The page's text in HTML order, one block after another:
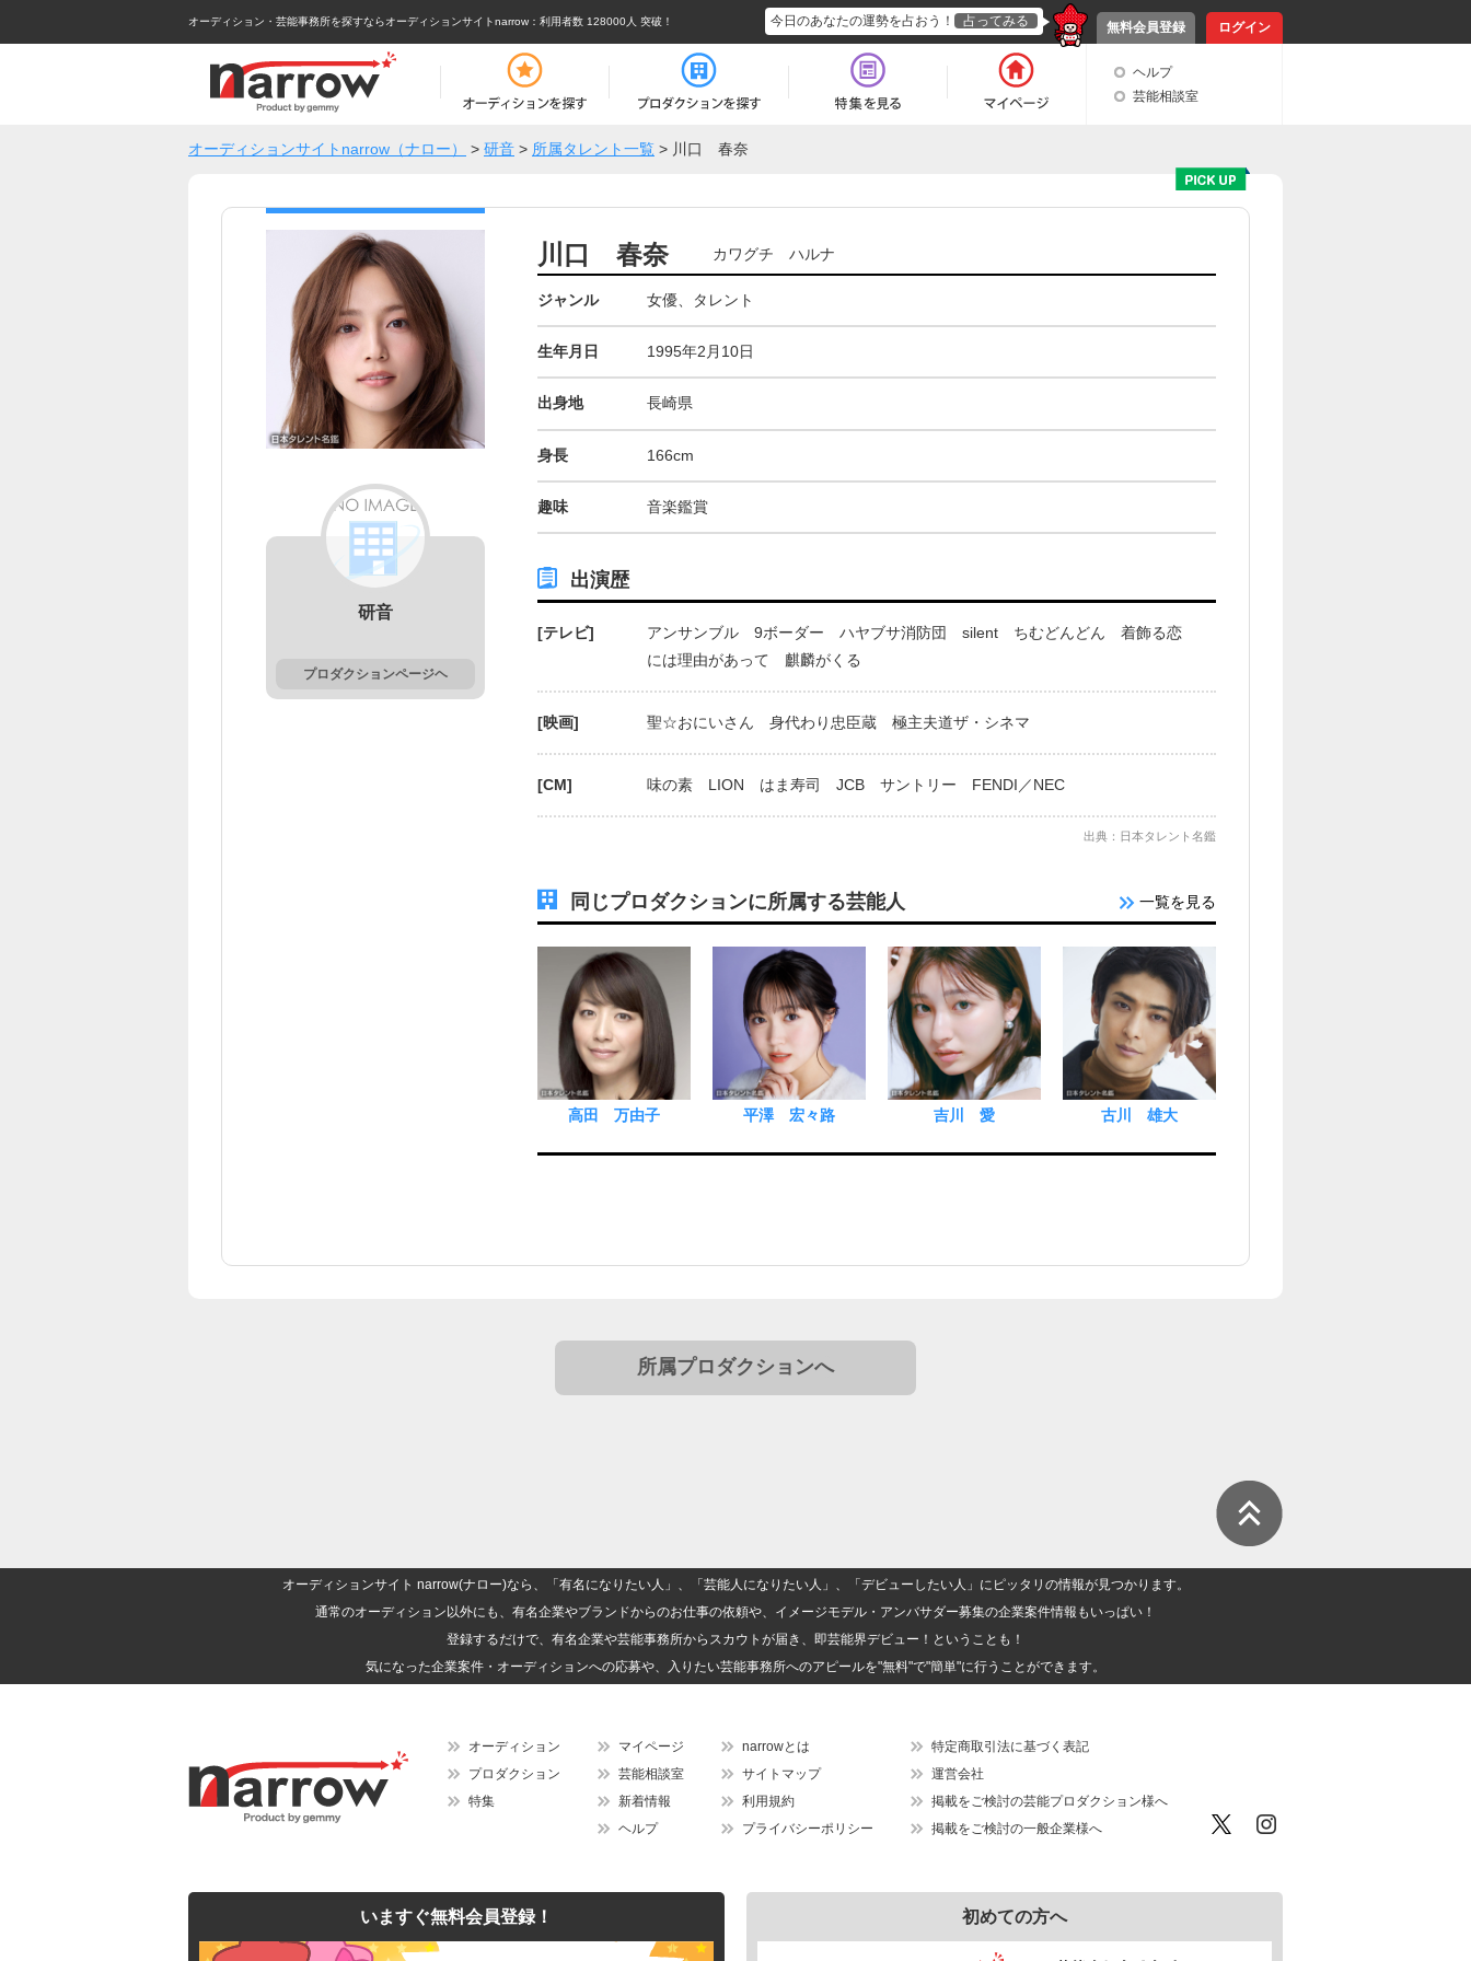
オーディション・芸能事務所を探すならオーディションサイトnarrow ：利用者数 128000人 突破！ 無料会員登録 ログイン
今日のあなたの運勢を占おう！ 占ってみる
ヘルプ
芸能相談室
オーディションサイトnarrow（ナロー） > 研音 > 所属タレント一覧 > 川口 春奈
研音
プロダクションページヘ
川口 春奈 カワグチ ハルナ
ジャンル 女優、タレント
生年月日 1995年2月10日
出身地 長崎県
身長 166cm
趣味 音楽鑑賞
出演歴
[テレビ]
アンサンブル 9ボーダー ハヤブサ消防団 silent ちむどんどん 着飾る恋
には理由があって 麒麟がくる
[映画] 聖☆おにいさん 身代わり忠臣蔵 極主夫道ザ・シネマ
[CM] 味の素 LION はま寿司 JCB サントリー FENDI／NEC
出典：日本タレント名鑑
同じプロダクションに所属する芸能人 一覧を見る
高田 万由子 平澤 宏々路 吉川 愛 古川 雄大
所属プロダクションへ
オーディションサイト narrow(ナロー)なら、「有名になりたい人」、「芸能人になりたい人」、「デビューしたい人」にピッタリの情報が見つかります。
通常のオーディション以外にも、有名企業やブランドからのお仕事の依頼や、イメージモデル・アンバサダー募集の企業案件情報もいっぱい！
登録するだけで、有名企業や芸能事務所からスカウトが届き、即芸能界デビュー！ということも！
気になった企業案件・オーディションへの応募や、入りたい芸能事務所へのアピールを"無料"で"簡単"に行うことができます。
オーディション
プロダクション
特集
マイページ
芸能相談室
新着情報
ヘルプ
narrowとは
サイトマップ
利用規約
プライバシーポリシー
特定商取引法に基づく表記
運営会社
掲載をご検討の芸能プロダクション様へ
掲載をご検討の一般企業様へ
いますぐ無料会員登録！ 初めての方へ